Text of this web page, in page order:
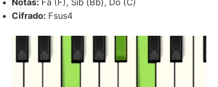
Notas: Fa (F), Sib (Bb), Do (C)
Cifrado: Fsus4